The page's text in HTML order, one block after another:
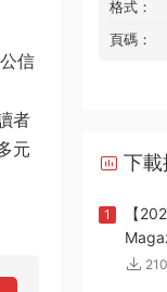
信
者
元
格式：
頁碼：
下
1
【
210